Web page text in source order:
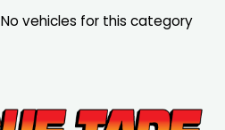
No vehicles for this category